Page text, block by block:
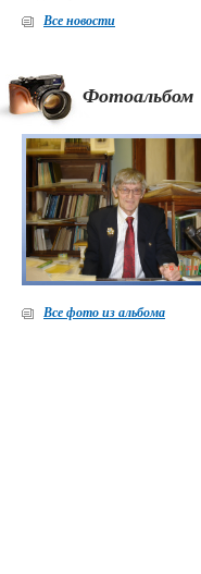
Все новости
Фотоальбом
Все фото из альбома